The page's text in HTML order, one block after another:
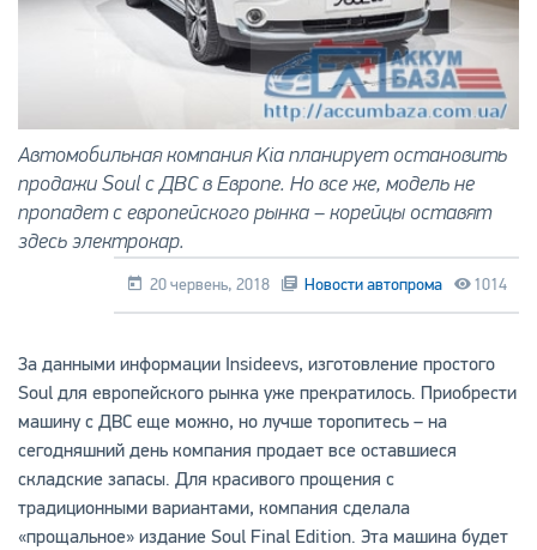
Автомобильная компания Kia планирует остановить
продажи Soul с ДВС в Европе. Но все же, модель не
пропадет с европейского рынка – корейцы оставят
здесь электрокар.
20 червень, 2018 Новости автопрома 1014
За данными информации Insideevs, изготовление простого
Soul для европейского рынка уже прекратилось. Приобрести
машину с ДВС еще можно, но лучше торопитесь – на
сегодняшний день компания продает все оставшиеся
складские запасы. Для красивого прощения с
традиционными вариантами, компания сделала
«прощальное» издание Soul Final Edition. Эта машина будет